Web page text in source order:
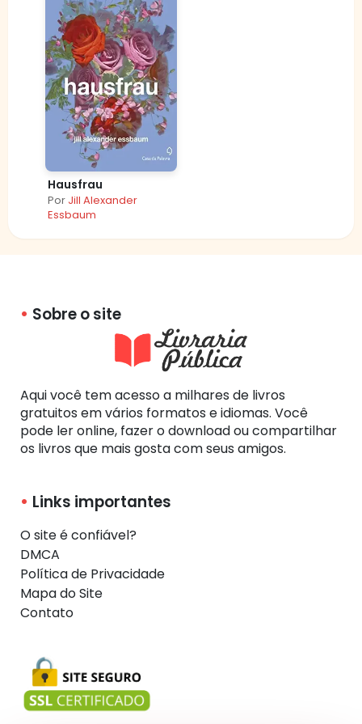
Hausfrau
Por Jill Alexander
Essbaum
Sobre o site
Aqui você tem acesso a milhares de livros
gratuitos em vários formatos e idiomas. Você
pode ler online, fazer o download ou compartilhar
os livros que mais gosta com seus amigos.
Links importantes
O site é confiável?
DMCA
Política de Privacidade
Mapa do Site
Contato